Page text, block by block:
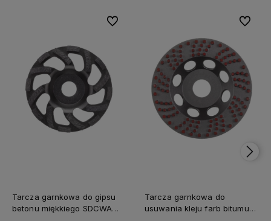
Tarcza garnkowa do gipsu
betonu miękkiego SDCWA
Do ulubionych
Tarcza garnkowa do
usuwania kleju farb bitumu
Do